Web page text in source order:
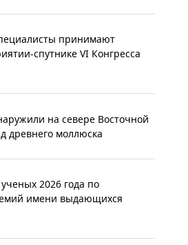
принимают
спутнике VI Конгресса
на севере Восточной
древнего моллюска
2026 года по
имени выдающихся